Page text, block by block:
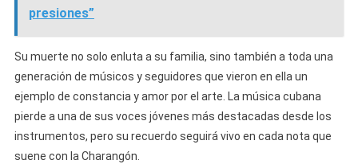
presiones”
Su muerte no solo enluta a su familia, sino también a toda una
generación de músicos y seguidores que vieron en ella un
ejemplo de constancia y amor por el arte. La música cubana
pierde a una de sus voces jóvenes más destacadas desde los
instrumentos, pero su recuerdo seguirá vivo en cada nota que
suene con la Charangón.